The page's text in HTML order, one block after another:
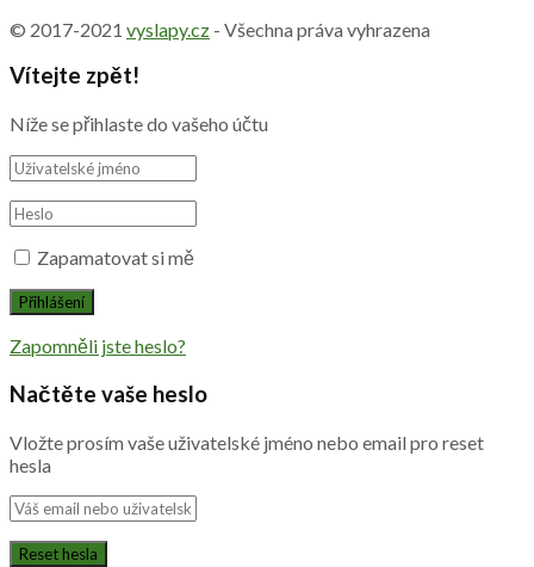
© 2017-2021 vyslapy.cz - Všechna práva vyhrazena
Vítejte zpět!
Níže se přihlaste do vašeho účtu
Zapamatovat si mě
Zapomněli jste heslo?
Načtěte vaše heslo
Vložte prosím vaše uživatelské jméno nebo email pro reset
hesla